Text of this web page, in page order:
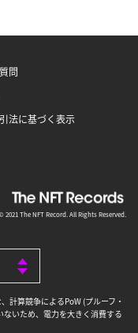
問
法に基づく表示
2021 The NFT Record. All Rights Reserved.
計算競争によるPoW (プルーフ・
いため、電力を大きく消費する